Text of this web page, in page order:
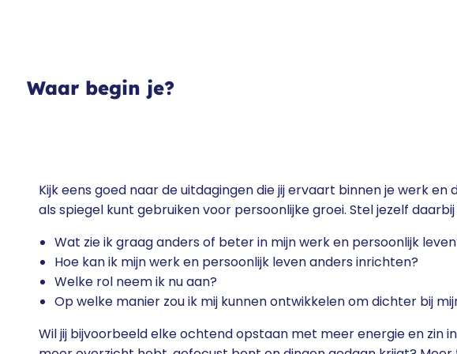
Waar begin je?
Kijk eens goed naar de uitdagingen die jij ervaart binnen je werk en
als spiegel kunt gebruiken voor persoonlijke groei. Stel jezelf
Wat zie ik graag anders of beter in mijn werk en persoonlijk
Hoe kan ik mijn werk en persoonlijk leven anders inrichten?
Welke rol neem ik nu aan?
Op welke manier zou ik mij kunnen ontwikkelen om dichter bij
Wil jij bijvoorbeeld elke ochtend opstaan met meer energie en zin